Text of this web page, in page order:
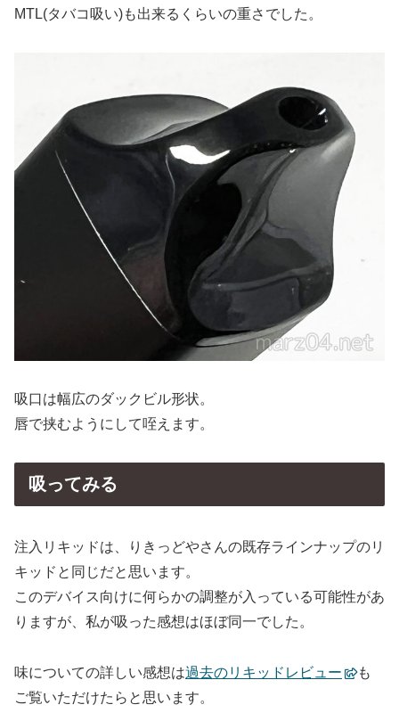
MTL(タバコ吸い)も出来るくらいの重さでした。
吸口は幅広のダックビル形状。
唇で挟むようにして咥えます。
吸ってみる
注入リキッドは、りきっどやさんの既存ラインナップのリ
キッドと同じだと思います。
このデバイス向けに何らかの調整が入っている可能性があ
りますが、私が吸った感想はほぼ同一でした。
味についての詳しい感想は過去のリキッドレビュー
も
ご覧いただけたらと思います。